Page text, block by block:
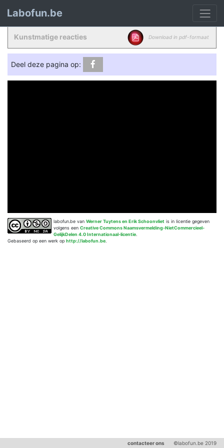
Labofun.be
Kunstmatige reacties Download in pdf-formaat
Deel deze pagina op:
labofun.be van Werner Tuytens en Erik Schoonvliet is in licentie gegeven
volgens een Creative Commons Naamsvermelding-NietCommercieel-
GelijkDelen 4.0 Internationaal-licentie
Gebaseerd op een werk op http://labofun.be
contacteer ons ©labofun.be 2019